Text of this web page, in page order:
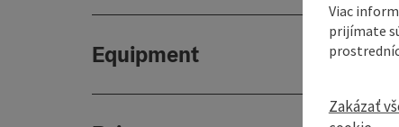
Equipment
Viac
prijímate
Zakázať